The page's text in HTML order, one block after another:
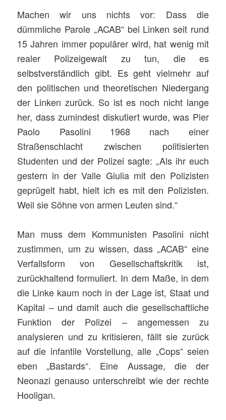
Machen wir uns nichts vor: Dass die
dümmliche Parole „ACAB“ bei Linken seit rund
15 Jahren immer populärer wird, hat wenig mit
realer Polizeigewalt zu tun, die es
selbstverständlich gibt. Es geht vielmehr auf
den politischen und theoretischen Niedergang
der Linken zurück. So ist es noch nicht lange
her, dass zumindest diskutiert wurde, was Pier
Paolo Pasolini 1968 nach einer
Straßenschlacht zwischen politisierten
Studenten und der Polizei sagte: „Als ihr euch
gestern in der Valle Giulia mit den Polizisten
geprügelt habt, hielt ich es mit den Polizisten.
Weil sie Söhne von armen Leuten sind.“
Man muss dem Kommunisten Pasolini nicht
zustimmen, um zu wissen, dass „ACAB“ eine
Verfallsform von Gesellschaftskritik ist,
zurückhaltend formuliert. In dem Maße, in dem
die Linke kaum noch in der Lage ist, Staat und
Kapital – und damit auch die gesellschaftliche
Funktion der Polizei – angemessen zu
analysieren und zu kritisieren, fällt sie zurück
auf die infantile Vorstellung, alle „Cops“ seien
eben „Bastards“. Eine Aussage, die der
Neonazi genauso unterschreibt wie der rechte
Hooligan.